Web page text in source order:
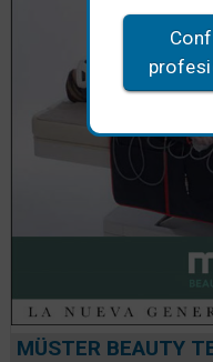
MÜSTER BEAUTY